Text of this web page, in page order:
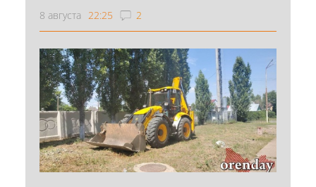
8 августа 22:25 2